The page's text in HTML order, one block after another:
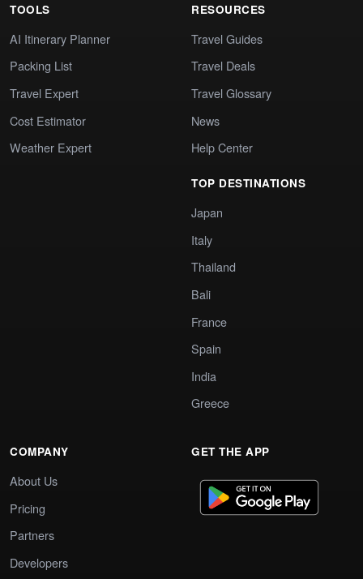
TOOLS
AI Itinerary Planner
Packing List
Travel Expert
Cost Estimator
Weather Expert
RESOURCES
Travel Guides
Travel Deals
Travel Glossary
News
Help Center
TOP DESTINATIONS
Japan
Italy
Thailand
Bali
France
Spain
India
Greece
COMPANY
About Us
Pricing
Partners
Developers
GET THE APP